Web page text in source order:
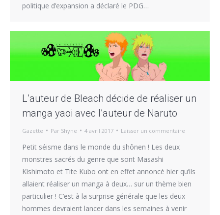
politique d’expansion a déclaré le PDG…
L’auteur de Bleach décide de réaliser un
manga yaoi avec l’auteur de Naruto
Gazette Par Shyne 4 avril 2017 Laisser un commentaire
Petit séisme dans le monde du shônen ! Les deux
monstres sacrés du genre que sont Masashi
Kishimoto et Tite Kubo ont en effet annoncé hier qu’ils
allaient réaliser un manga à deux… sur un thème bien
particulier ! C’est à la surprise générale que les deux
hommes devraient lancer dans les semaines à venir